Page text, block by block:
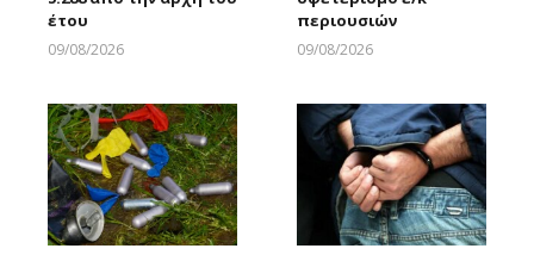
έτου
09/08/2026
περιουσιών
09/08/2026